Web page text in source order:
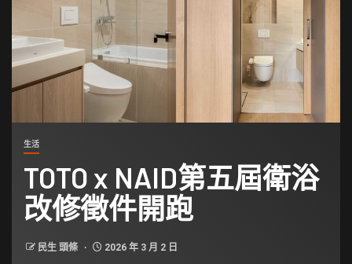
生活
TOTO x NAID第五屆衛浴
改修徵件開跑
民生 頭條 2026 年 3 月 2 日